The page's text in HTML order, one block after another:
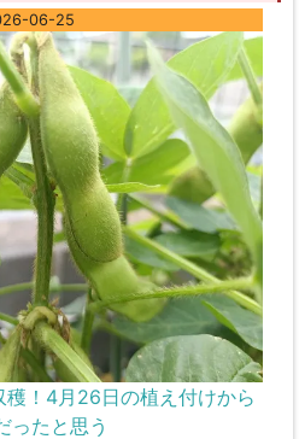
06-25
穫！4月26日の植え付けから
ったと思う